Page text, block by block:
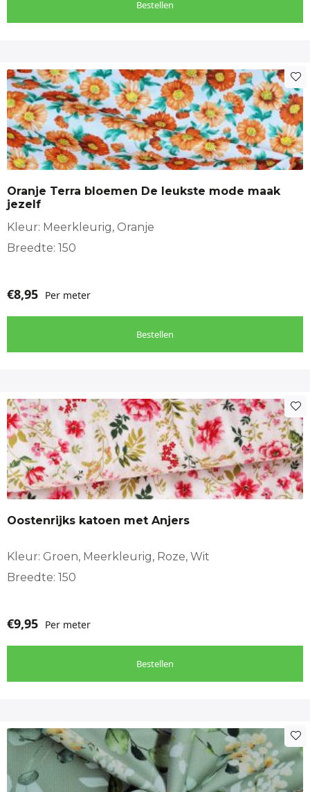
Bestellen
Oranje Terra bloemen De leukste mode maak
jezelf
Kleur: Meerkleurig, Oranje
Breedte: 150
€8,95 Per meter
Bestellen
Oostenrijks katoen met Anjers
Kleur: Groen, Meerkleurig, Roze, Wit
Breedte: 150
€9,95 Per meter
Bestellen